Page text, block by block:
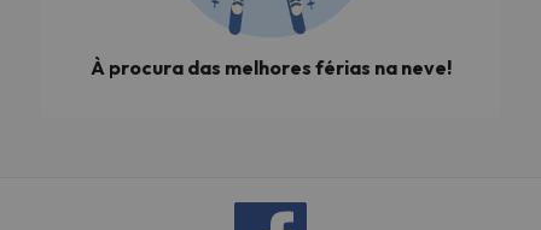
À procura das melhores férias na neve!